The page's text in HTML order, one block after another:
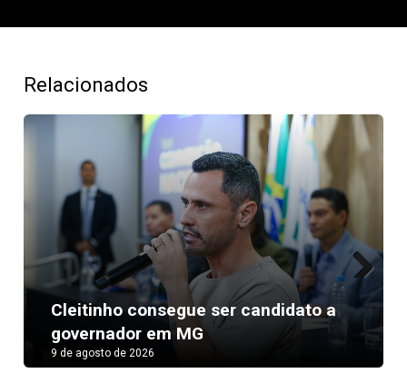
Relacionados
Cleitinho consegue ser candidato a
governador em MG
9 de agosto de 2026
Next